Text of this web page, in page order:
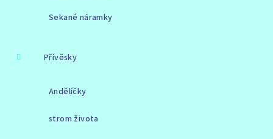
Sekané náramky
Přívěsky
Andělíčky
strom života